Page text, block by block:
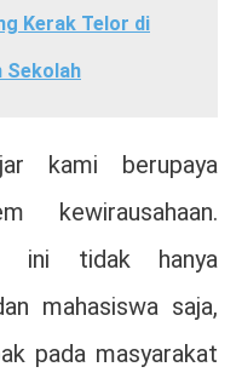
Kerak Telor di
Sekolah
kami berupaya
kewirausahaan.
ini tidak hanya
mahasiswa saja,
pada masyarakat